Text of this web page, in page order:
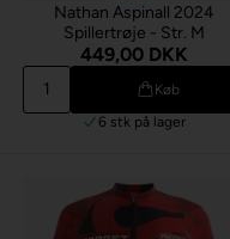
Nathan Aspinall 2024
Spillertrøje - Str. M
449,00 DKK
Køb
6 stk på lager